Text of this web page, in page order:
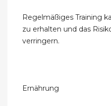
Regelmäßiges Training
zu erhalten und das
verringern.
Ernährung